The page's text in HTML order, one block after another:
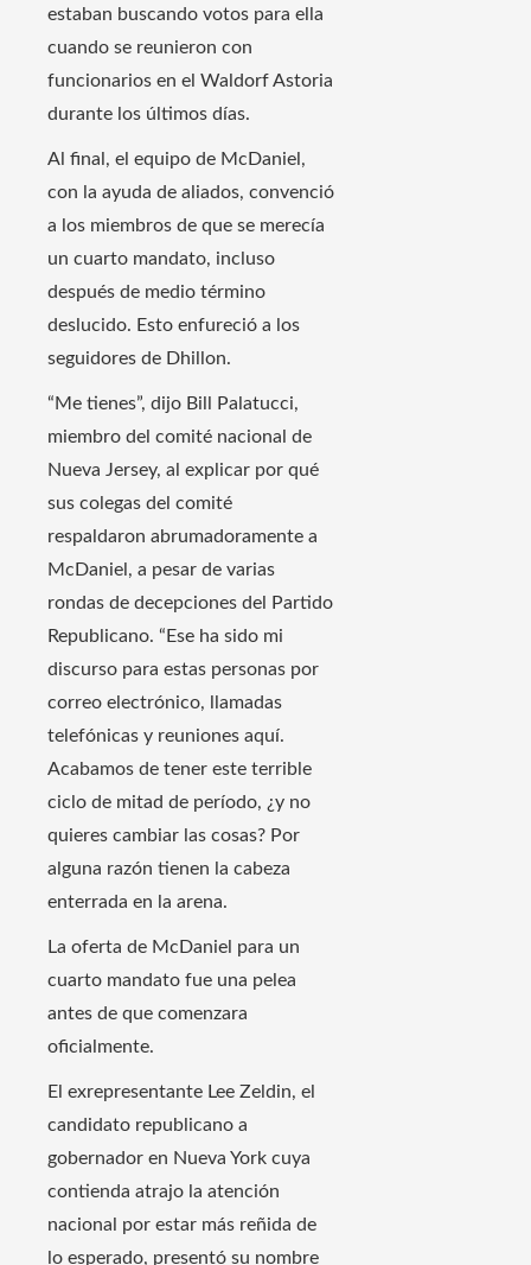
estaban buscando votos para ella
cuando se reunieron con
funcionarios en el Waldorf Astoria
durante los últimos días.
Al final, el equipo de McDaniel,
con la ayuda de aliados, convenció
a los miembros de que se merecía
un cuarto mandato, incluso
después de medio término
deslucido. Esto enfureció a los
seguidores de Dhillon.
“Me tienes”, dijo Bill Palatucci,
miembro del comité nacional de
Nueva Jersey, al explicar por qué
sus colegas del comité
respaldaron abrumadoramente a
McDaniel, a pesar de varias
rondas de decepciones del Partido
Republicano. “Ese ha sido mi
discurso para estas personas por
correo electrónico, llamadas
telefónicas y reuniones aquí.
Acabamos de tener este terrible
ciclo de mitad de período, ¿y no
quieres cambiar las cosas? Por
alguna razón tienen la cabeza
enterrada en la arena.
La oferta de McDaniel para un
cuarto mandato fue una pelea
antes de que comenzara
oficialmente.
El exrepresentante Lee Zeldin, el
candidato republicano a
gobernador en Nueva York cuya
contienda atrajo la atención
nacional por estar más reñida de
lo esperado, presentó su nombre